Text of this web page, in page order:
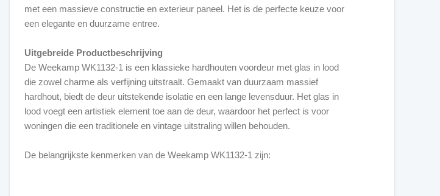
met een massieve constructie en exterieur paneel. Het is de perfecte keuze voor
een elegante en duurzame entree.
Uitgebreide Productbeschrijving
De Weekamp WK1132-1 is een klassieke hardhouten voordeur met glas in lood
die zowel charme als verfijning uitstraalt. Gemaakt van duurzaam massief
hardhout, biedt de deur uitstekende isolatie en een lange levensduur. Het glas in
lood voegt een artistiek element toe aan de deur, waardoor het perfect is voor
woningen die een traditionele en vintage uitstraling willen behouden.
De belangrijkste kenmerken van de Weekamp WK1132-1 zijn: